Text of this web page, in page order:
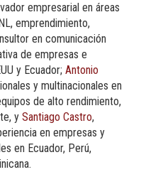
empresarial en áreas
emprendimiento,
en comunicación
de empresas e
y Ecuador; Antonio
y multinacionales en
de alto rendimiento,
y Santiago Castro,
en empresas y
en Ecuador, Perú,